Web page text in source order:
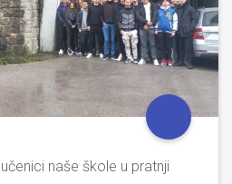
naše škole u pratnji